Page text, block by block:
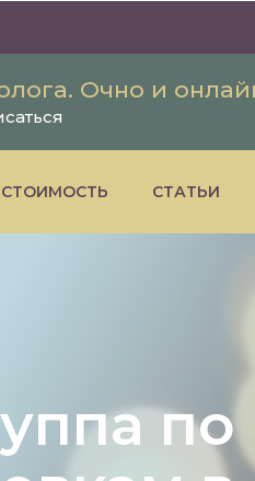
Очно и
СТОИМОСТЬ СТАТЬИ
по